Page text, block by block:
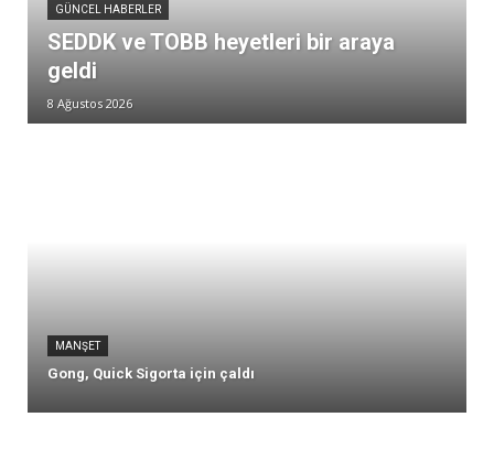
GÜNCEL HABERLER
SEDDK ve TOBB heyetleri bir araya
geldi
8 Ağustos 2026
MANŞET
Gong, Quick Sigorta için çaldı